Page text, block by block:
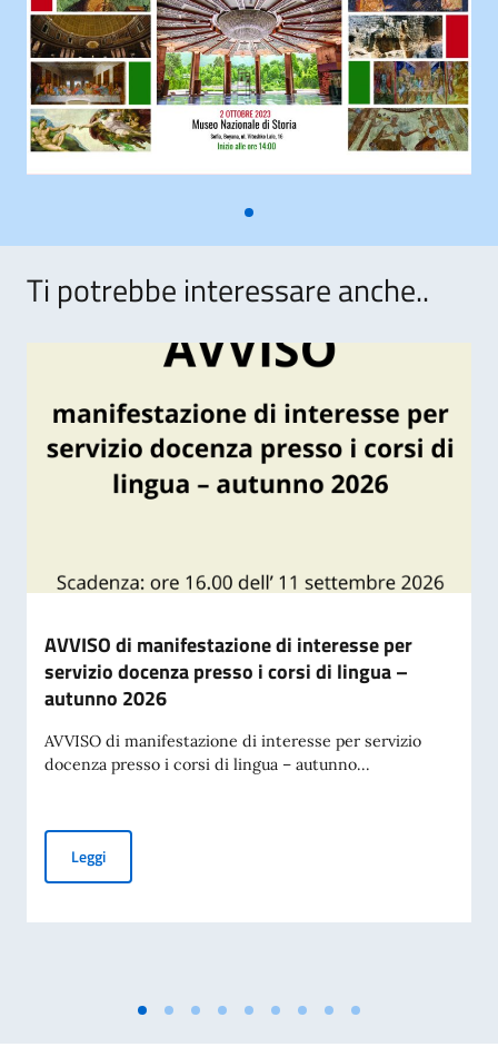
Ti potrebbe interessare anche..
AVVISO di manifestazione di interesse per
servizio docenza presso i corsi di lingua –
autunno 2026
AVVISO di manifestazione di interesse per servizio
docenza presso i corsi di lingua – autunno...
LeggiAVVISO di manifestazione di interesse per servizio